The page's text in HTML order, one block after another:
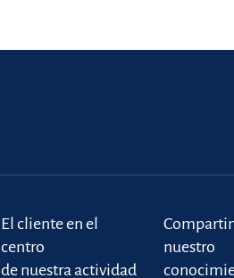
El cliente en el
centro
de nuestra actividad
nuestro